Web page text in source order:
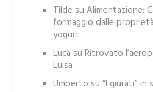
Tilde su Alimentazione:
formaggio dalle
yogurt
Luca su Ritrovato
Luisa
Umberto su “I giurati” in